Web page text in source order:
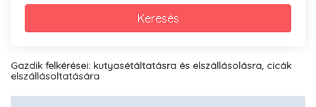
Keresés
Gazdik felkérései: kutyasétáltatásra és elszállásolásra, cicák
elszállásoltatására